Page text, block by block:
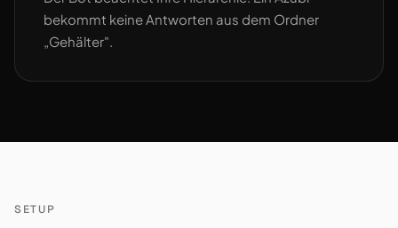
bekommt keine Antworten aus dem Ordner
„Gehälter".
SETUP